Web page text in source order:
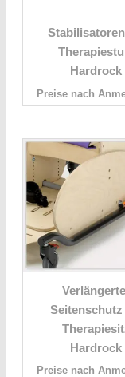
Hardrock
Preise nach
Hardrock
Preise nach